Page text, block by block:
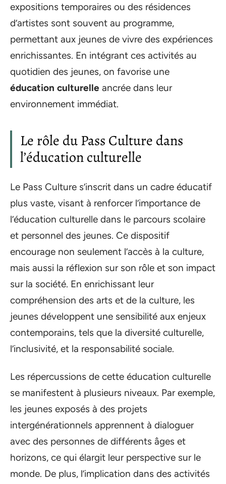
expositions temporaires ou des résidences
d’artistes sont souvent au programme,
permettant aux jeunes de vivre des expériences
enrichissantes. En intégrant ces activités au
quotidien des jeunes, on favorise une
éducation culturelle ancrée dans leur
environnement immédiat.
Le rôle du Pass Culture dans
l’éducation culturelle
Le Pass Culture s’inscrit dans un cadre éducatif
plus vaste, visant à renforcer l’importance de
l’éducation culturelle dans le parcours scolaire
et personnel des jeunes. Ce dispositif
encourage non seulement l’accès à la culture,
mais aussi la réflexion sur son rôle et son impact
sur la société. En enrichissant leur
compréhension des arts et de la culture, les
jeunes développent une sensibilité aux enjeux
contemporains, tels que la diversité culturelle,
l’inclusivité, et la responsabilité sociale.
Les répercussions de cette éducation culturelle
se manifestent à plusieurs niveaux. Par exemple,
les jeunes exposés à des projets
intergénérationnels apprennent à dialoguer
avec des personnes de différents âges et
horizons, ce qui élargit leur perspective sur le
monde. De plus, l’implication dans des activités